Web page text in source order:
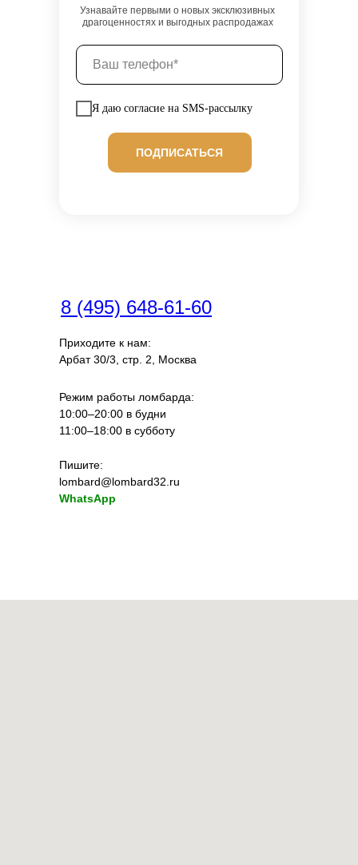
Я даю согласие на SMS-рассылку
ПОДПИСАТЬСЯ
Узнавайте первыми о новых эксклюзивных
драгоценностях и выгодных распродажах
Режим работы ломбарда:
10:00–20:00 в будни
11:00–18:00 в субботу
Приходите к нам:
Арбат 30/3, стр. 2, Москва
Пишите:
lombard@lombard32.ru
WhatsApp
8 (495) 648-61-60